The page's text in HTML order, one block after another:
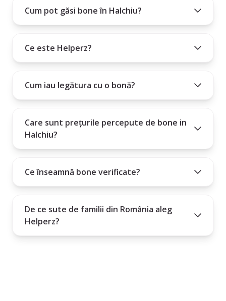
Cum poți intra în contact cu bona aleasă?
Cum pot găsi bone în Halchiu?
Ce este Helperz?
Cum iau legătura cu o bonă?
Care sunt prețurile percepute de bone in
Halchiu?
Ce înseamnă bone verificate?
De ce sute de familii din România aleg
Helperz?